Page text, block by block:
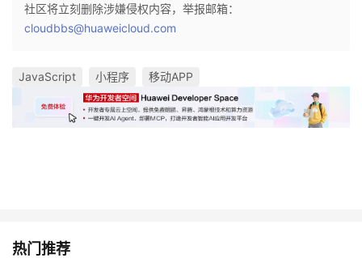
社区将立刻删除涉嫌侵权内容，举报邮箱：
cloudbbs@huaweicloud.com
JavaScript 小程序 移动APP
热门推荐